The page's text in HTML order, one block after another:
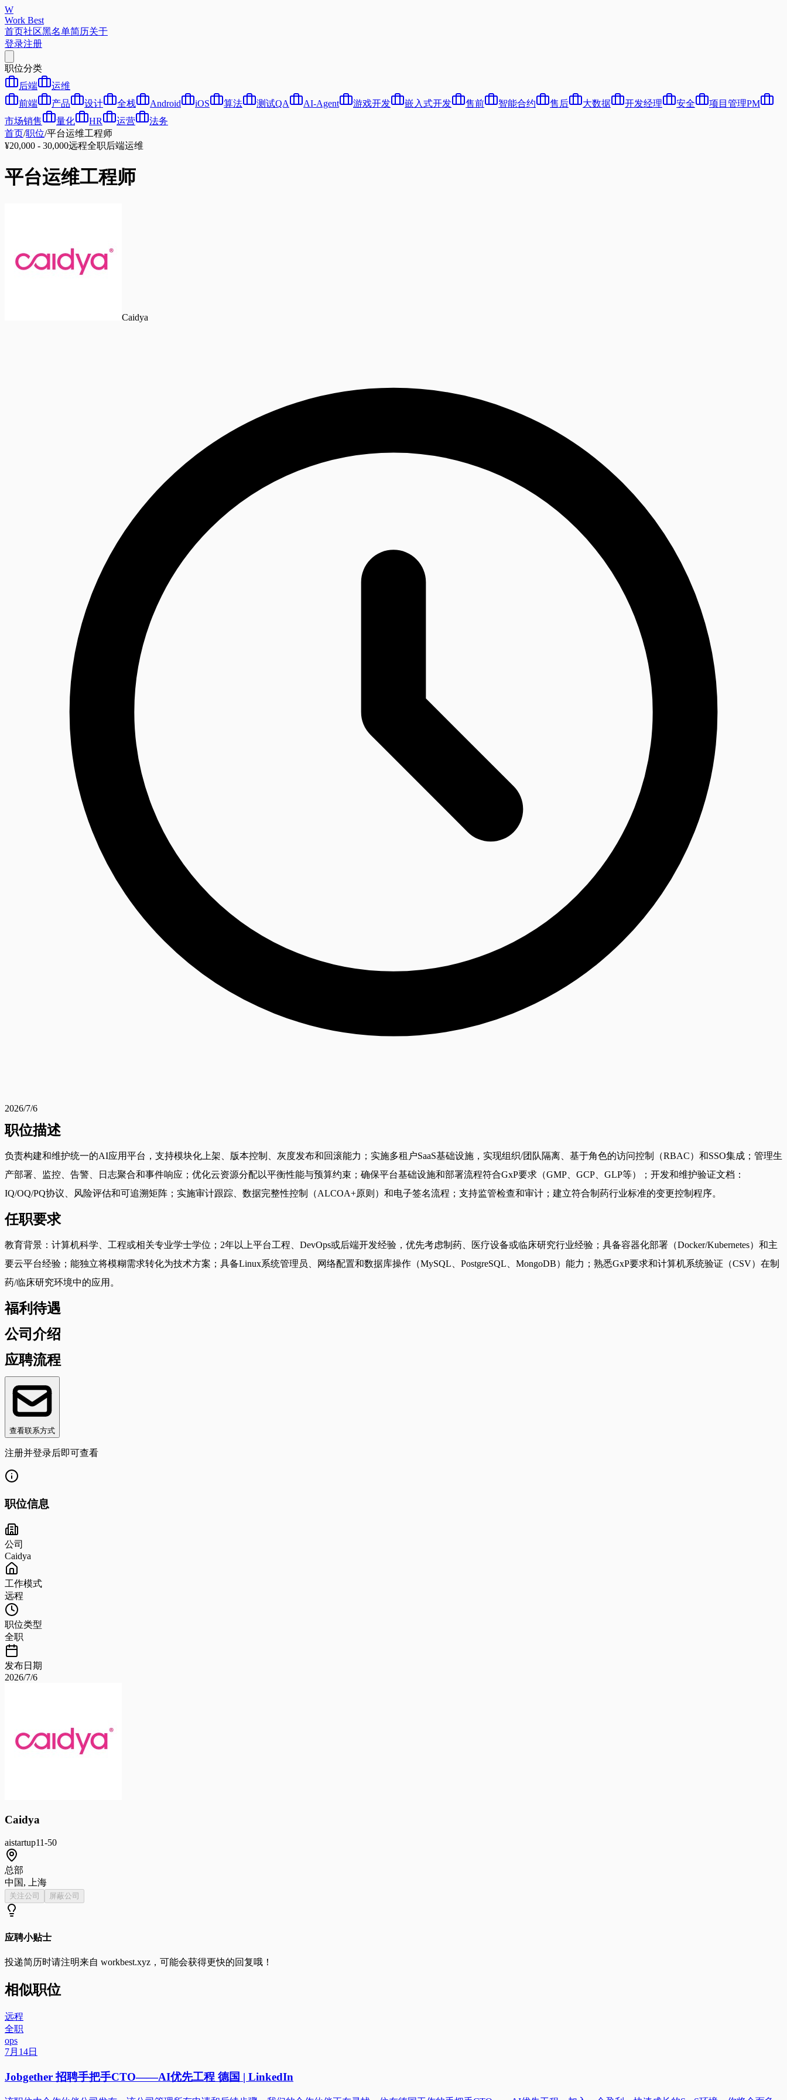
W
Work Best
首页社区黑名单简历关于
登录注册
职位分类
后端
运维
前端
产品 设计 全栈 Android iOS 算法 测试QA AI-Agent 游戏开发 嵌入式开发 售前 智能合约 售后 大数据 开发经理 安全
项目管理PM
市场销售
量化 HR 运营
法务
首页/职位/平台运维工程师
¥20,000 - 30,000远程全职后端运维
平台运维工程师
Caidya
2026/7/6
职位描述
负责构建和维护统一的AI应用平台，支持模块化上架、版本控制、灰度发布和回滚能力；实施多租户SaaS基础设施，实现组织/团队隔离、基于角色的访问控制（RBAC）和SSO集成；管理生
产部署、监控、告警、日志聚合和事件响应；优化云资源分配以平衡性能与预算约束；确保平台基础设施和部署流程符合GxP要求（GMP、GCP、GLP等）；开发和维护验证文档：
IQ/OQ/PQ协议、风险评估和可追溯矩阵；实施审计跟踪、数据完整性控制（ALCOA+原则）和电子签名流程；支持监管检查和审计；建立符合制药行业标准的变更控制程序。
任职要求
教育背景：计算机科学、工程或相关专业学士学位；2年以上平台工程、DevOps或后端开发经验，优先考虑制药、医疗设备或临床研究行业经验；具备容器化部署（Docker/Kubernetes）和主
要云平台经验；能独立将模糊需求转化为技术方案；具备Linux系统管理员、网络配置和数据库操作（MySQL、PostgreSQL、MongoDB）能力；熟悉GxP要求和计算机系统验证（CSV）在制
药/临床研究环境中的应用。
福利待遇
公司介绍
应聘流程
查看联系方式
注册并登录后即可查看
职位信息
公司
Caidya
工作模式
远程
职位类型
全职
发布日期
2026/7/6
Caidya
aistartup11-50
总部
中国, 上海
关注公司 屏蔽公司
应聘小贴士
投递简历时请注明来自 workbest.xyz ，可能会获得更快的回复哦！
相似职位
远程
全职
ops
7月14日
Jobgether 招聘手把手CTO——AI优先工程 德国 | LinkedIn